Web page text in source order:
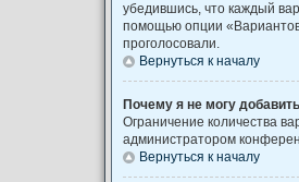
убедившись, что каждый
помощью опции «Вариантов
проголосовали.
Вернуться к началу
Почему я не могу
Ограничение количества
администратором
Вернуться к началу